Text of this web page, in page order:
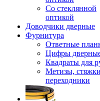
Со стеклянной
оптикой
Доводчики дверные
Фурнитура
Ответные
Цифры
Квадраты для
Метизы,
переходники